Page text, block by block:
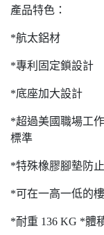
產品特色：
*航太鋁材
*專利固定鎖設計
*底座加大設計
*超過美國職場工
標準
*特殊橡膠腳墊防
*可在一高一低的
*耐重 136 KG *體